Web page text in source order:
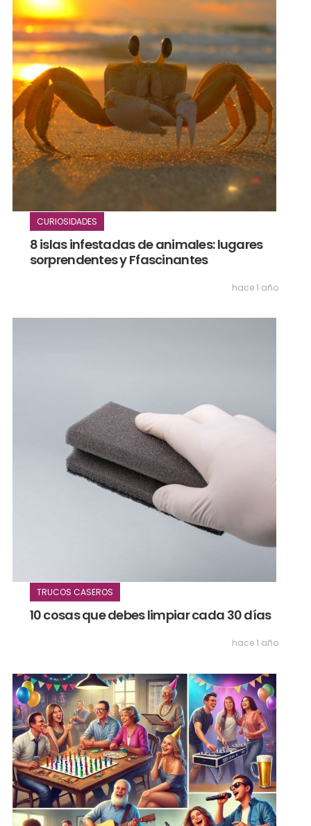
CURIOSIDADES
8 islas infestadas de animales: lugares
sorprendentes y Ffascinantes
hace 1 año
TRUCOS CASEROS
10 cosas que debes limpiar cada 30 días
hace 1 año